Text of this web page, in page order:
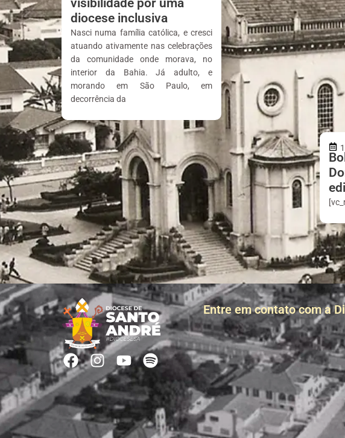
visibilidade por uma
diocese inclusiva
Nasci numa família católica, e cresci
atuando ativamente nas celebrações
da comunidade onde morava, no
interior da Bahia. Já adulto, e
morando em São Paulo, em
decorrência da
Entre em contato com a